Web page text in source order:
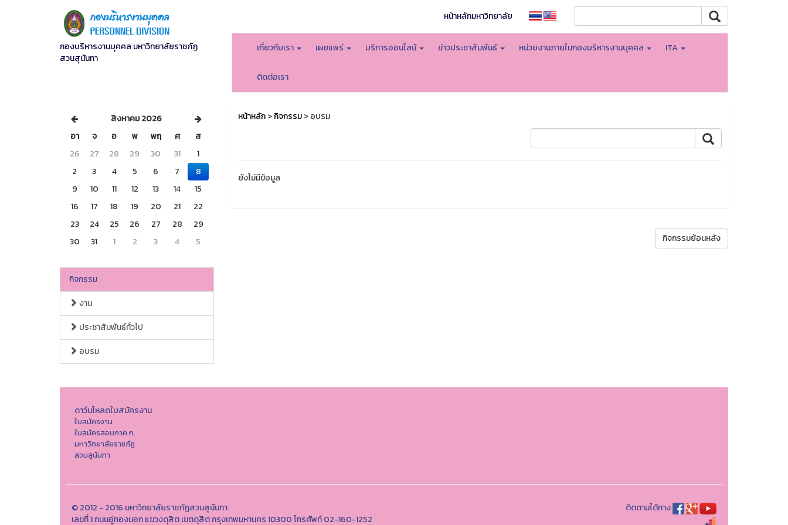
กองบริหารงานบุคคล มหาวิทยาลัยราชภัฏ
สวนสุนันทา
หน้าหลักมหาวิทยาลัย
เกี่ยวกับเรา เผยแพร่ บริการออนไลน์ ข่าวประชาสัมพันธ์ หน่วยงานภายในกองบริหารงานบุคคล ITA
ติดต่อเรา
สิงหาคม 2026
อา
จ อ พ พฤ ศ
ส
26
27 28 29 30 31
1
2
3 4 5 6 7
8
9
10 11 12 13 14
15
16
17 18 19 20 21
22
23
24 25 26 27 28
29
30
31 1 2 3 4 5
กิจกรรม
งาน
ประชาสัมพันธ์ทั่วไป
อบรม
หน้าหลัก>กิจกรรม> อบรม
ยังไม่มีข้อมูล
กิจกรรมย้อนหลัง
ดาว์นโหลดใบสมัครงาน
ใบสมัครงาน
ใบสมัครสอบภาค ก.
มหาวิทยาลัยราชภัฏ
สวนสุนันทา
© 2012 - 2016 มหาวิทยาลัยราชภัฏสวนสุนันทา
เลขที่ 1 ถนนอู่ทองนอก แขวงดุสิต เขตดุสิต กรุงเทพมหานคร 10300 โทรศัพท์ 02-160-1252
ติดตามได้ทาง